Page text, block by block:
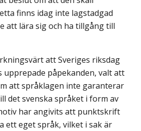
finns idag inte lagstadgad
att lära sig och ha tillgång till
att Sveriges riksdag
påpekanden, valt att
att språklagen inte garanterar
det svenska språket i form av
har angivits att punktskrift
ett eget språk, vilket i sak är